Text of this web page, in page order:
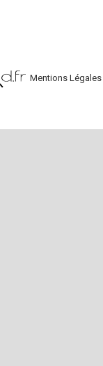
Mentions Légales